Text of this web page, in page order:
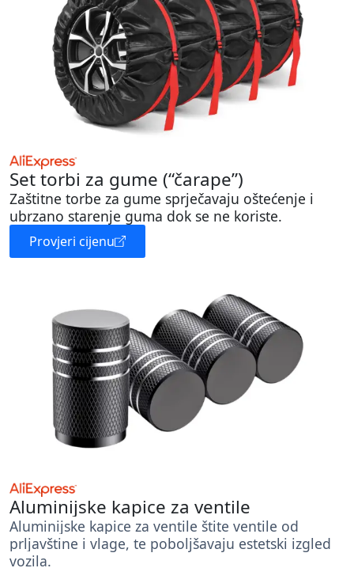
Set torbi za gume (“čarape”)
Zaštitne torbe za gume sprječavaju oštećenje i
ubrzano starenje guma dok se ne koriste.
Provjeri cijenu
Aluminijske kapice za ventile
Aluminijske kapice za ventile štite ventile od
prljavštine i vlage, te poboljšavaju estetski izgled
vozila.